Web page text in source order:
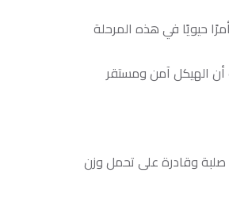
حيويًا في هذه المرحلة
أن الهيكل آمن ومستقر
صلبة وقادرة على تحمل وزن